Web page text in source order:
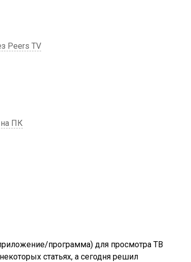
Peers TV
ПК
программа) для просмотра ТВ
статьях, а сегодня решил